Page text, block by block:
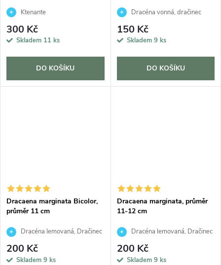
Ktenante
300 Kč
Skladem 11 ks
DO KOŠÍKU
Dracéna vonná, dračinec
150 Kč
Skladem 9 ks
DO KOŠÍKU
Dracaena marginata Bicolor,
průměr 11 cm
Dracéna lemovaná, Dračinec
200 Kč
Skladem 9 ks
Dracaena marginata, průměr
11-12 cm
Dracéna lemovaná, Dračinec
200 Kč
Skladem 9 ks